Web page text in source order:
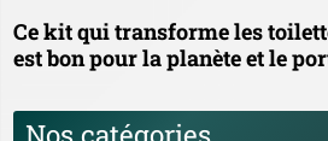
Ce kit qui transforme les
est bon pour la planète et le